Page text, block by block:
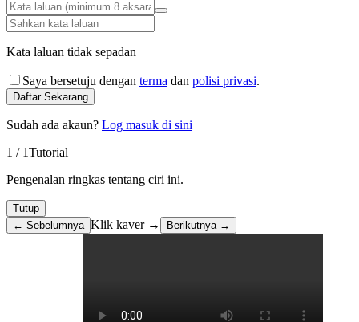
Kata laluan tidak sepadan
Saya bersetuju dengan terma dan polisi privasi.
Daftar Sekarang
Sudah ada akaun? Log masuk di sini
1 / 1Tutorial
Pengenalan ringkas tentang ciri ini.
Tutup
← Sebelumnya Klik kaver → Berikutnya →